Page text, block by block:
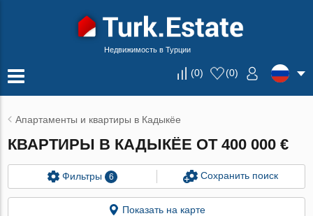
Недвижимость в Турции
(0) (0)
Апартаменты и квартиры в Кадыкёе
КВАРТИРЫ В КАДЫКЁЕ ОТ 400 000 €
Фильтры 6 Сохранить поиск
Показать на карте